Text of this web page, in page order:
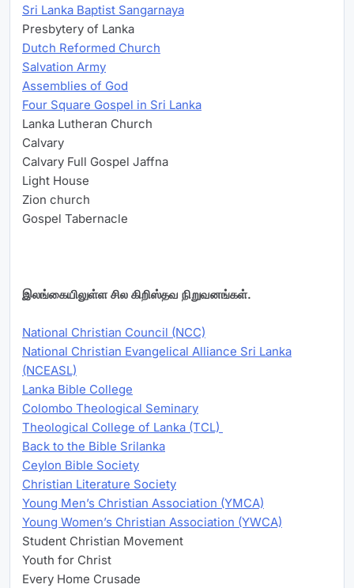
Sri Lanka Baptist Sangarnaya
Presbytery of Lanka
Dutch Reformed Church
Salvation Army
Assemblies of God
Four Square Gospel in Sri Lanka
Lanka Lutheran Church
Calvary
Calvary Full Gospel Jaffna
Light House
Zion church
Gospel Tabernacle
இலங்கையிலுள்ள சில கிறிஸ்தவ நிறுவனங்கள்.
National Christian Council (NCC)
National Christian Evangelical Alliance Sri Lanka
(NCEASL)
Lanka Bible College
Colombo Theological Seminary
Theological College of Lanka (TCL)
Back to the Bible Srilanka
Ceylon Bible Society
Christian Literature Society
Young Men’s Christian Association (YMCA)
Young Women’s Christian Association (YWCA)
Student Christian Movement
Youth for Christ
Every Home Crusade